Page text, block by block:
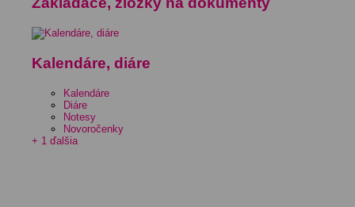
Kalendáre, diáre
Kalendáre
Diáre
Notesy
Novoročenky
+ 1 ďalšia